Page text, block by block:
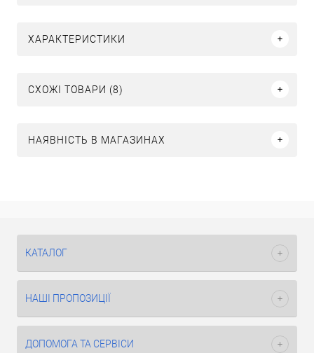
ХАРАКТЕРИСТИКИ
СХОЖІ ТОВАРИ (8)
НАЯВНІСТЬ В МАГАЗИНАХ
КАТАЛОГ
НАШІ ПРОПОЗИЦІЇ
ДОПОМОГА ТА СЕРВІСИ